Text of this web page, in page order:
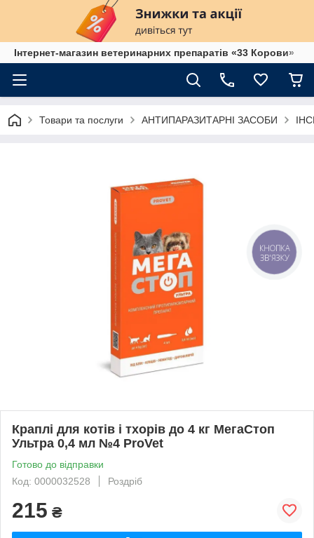
Інтернет-магазин ветеринарних препаратів «33 Корови»
Товари та послуги АНТИПАРАЗИТАРНІ ЗАСОБИ
Краплі для котів і тхорів до 4 кг МегаСтоп
Ультра 0,4 мл №4 ProVet
Готово до відправки
Код: 0000032528
Роздріб
215 ₴
КНОПКА
ЗВ'ЯЗКУ